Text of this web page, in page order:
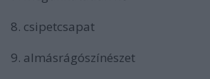
8. csipetcsapat
9. almásrágószínészet